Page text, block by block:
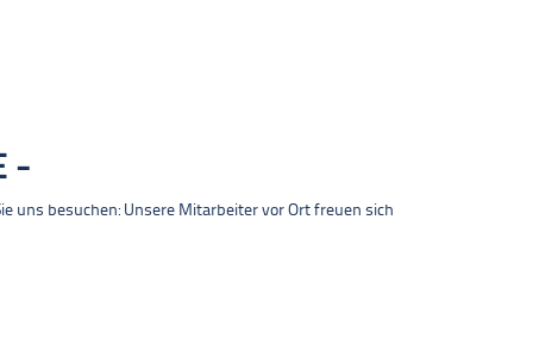
uns besuchen: Unsere Mitarbeiter vor Ort freuen sich